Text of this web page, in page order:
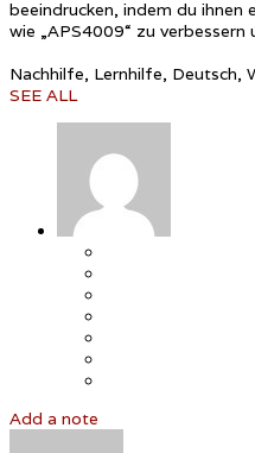
beeindrucken, indem du ihnen
wie „APS4009“ zu verbessern
Nachhilfe, Lernhilfe, Deutsch,
SEE ALL
Add a note